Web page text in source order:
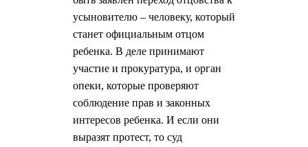
усыновителю – человеку, который
станет официальным отцом
ребенка. В деле принимают
участие и прокуратура, и орган
опеки, которые проверяют
соблюдение прав и законных
интересов ребенка. И если они
выразят протест, то суд